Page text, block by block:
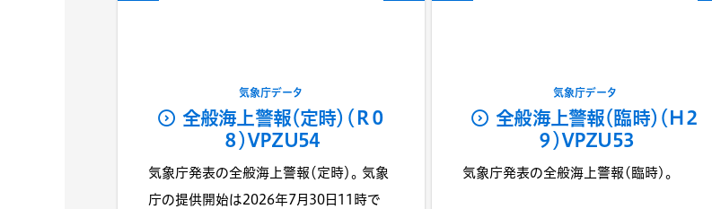
気象庁データ
全般海上警報（定時）（Ｒ０
８）VPZU54
気象庁発表の全般海上警報（定時）。 気象
庁の提供開始は2026年7月30日11時で
気象庁データ
全般海上警報（臨時）（Ｈ２
９）VPZU53
気象庁発表の全般海上警報(臨時)。